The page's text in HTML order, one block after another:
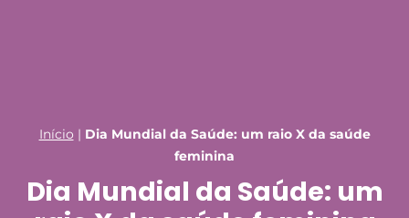
Início | Dia Mundial da Saúde: um raio X da saúde
feminina
Dia Mundial da Saúde: um